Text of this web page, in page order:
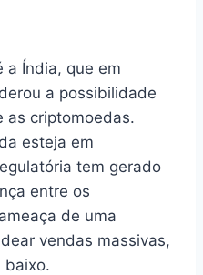
a Índia, que em
a possibilidade
as criptomoedas.
esteja em
tem gerado
entre os
de uma
vendas massivas,
baixo.